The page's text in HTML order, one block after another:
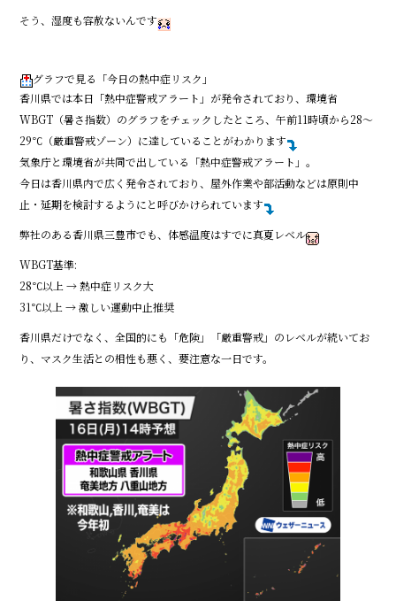
そう、湿度も容赦ないんです
グラフで見る「今日の熱中症リスク」
香川県では本日「熱中症警戒アラート」が発令されており、環境省
WBGT（暑さ指数）のグラフをチェックしたところ、午前11時頃から28〜
29℃（厳重警戒ゾーン）に達していることがわかります
気象庁と環境省が共同で出している「熱中症警戒アラート」。
今日は香川県内で広く発令されており、屋外作業や部活動などは原則中
止・延期を検討するようにと呼びかけられています
弊社のある香川県三豊市でも、体感温度はすでに真夏レベル
WBGT基準:
28℃以上 → 熱中症リスク大
31℃以上 → 激しい運動中止推奨
香川県だけでなく、全国的にも「危険」「厳重警戒」のレベルが続いてお
り、マスク生活との相性も悪く、要注意な一日です。